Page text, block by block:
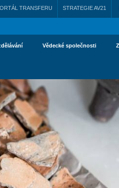
TRANSFERU STRATEGIE AV21
Vědecké společnosti